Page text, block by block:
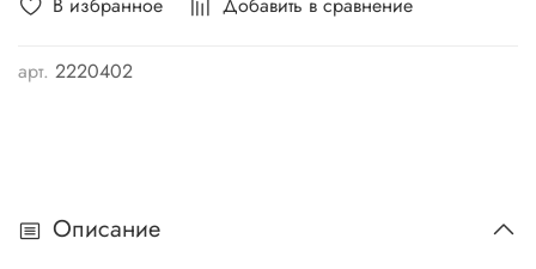
В избранное Добавить в сравнение
арт. 2220402
Описание